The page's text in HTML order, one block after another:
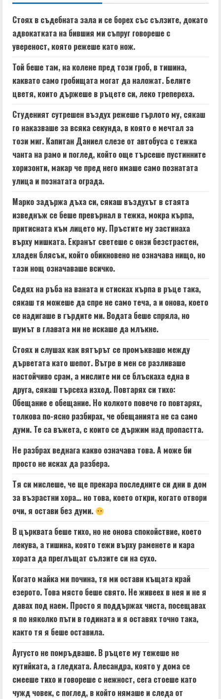
e
R
e
a
d
i
n
g
Стоях в съдебната зала и се борех със сълзите, докато
адвокатката на бившия ми съпруг говореше с
увереност, която режеше като нож.
Той беше там, на колене пред този гроб, в тишина,
каквато само гробищата могат да наложат. Белите
цветя, които държеше в ръцете си, леко трепереха.
Студеният сутрешен въздух режеше гърлото му, сякаш
го наказваше за всяка секунда, в която е мечтал за
този миг. Капитан Даниел слезе от автобуса с тежка
чанта на рамо и поглед, който още търсеше пустинните
хоризонти, макар че пред него имаше само познатата
улица и познатата ограда.
Марко задържа дъха си, сякаш въздухът в стаята
изведнъж се беше превърнал в тежка, мокра кърпа,
притисната към лицето му. Пръстите му застинаха
върху мишката. Екранът светеше с онзи безстрастен,
хладен блясък, който обикновено не означава нищо, но
тази нощ означаваше всичко.
Седях на ръба на ваната и стисках кърпа в ръце така,
сякаш тя можеше да спре не само теча, а и онова, което
се надигаше в гърдите ми. Водата беше спряла, но
шумът в главата ми не искаше да млъкне.
Стоях и слушах как вятърът се промъкваше между
дърветата като шепот. Вътре в мен се разливаше
настойчиво срам, а мислите ми се блъскаха една в
друга, сякаш търсеха изход. Повтарях си тихо:
Обещание е обещание. Но колкото повече го повтарях,
толкова по-ясно разбирах, че обещанията не са само
думи. Те са въжета, с които се държим над пропастта.
Не разбрах веднага какво означава това. А може би
просто не исках да разбера.
Тя си мислеше, че ще прекара последните си дни в дом
за възрастни хора… но това, което откри, когато отвори
очи, я остави без думи.
В църквата беше тихо, но не онова спокойствие, което
лекува, а тишина, която тежи върху раменете и кара
хората да преглъщат сълзите си на сухо.
Когато майка ми почина, тя ми остави къщата край
езерото. Това място беше свято. Не живеех в нея и не я
давах под наем. Просто я поддържах чиста, посещавах
я по няколко пъти в годината и я оставях точно така,
както тя я беше оставила.
Аугусто не помръдваше. В ръцете му тежеше не
кутийката, а гледката. Алесандра, която у дома се
смееше тихо и говореше с нежност, сега стоеше като
чужд човек, с поглед, в който нямаше и следа от